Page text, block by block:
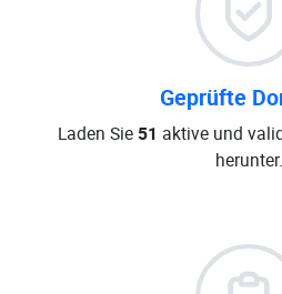
Geprüfte
Laden Sie 51 aktive und
herunter.